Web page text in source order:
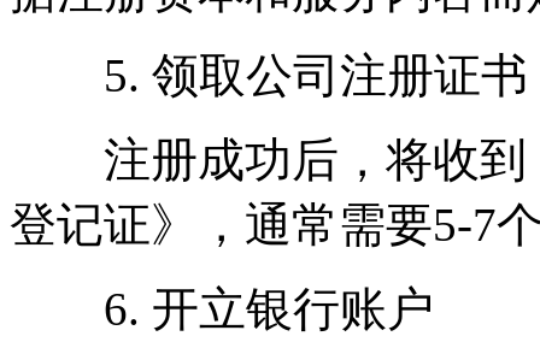
5. 领取公司注册证书
注册成功后，将收到
登记证》，通常需要5-7
6. 开立银行账户